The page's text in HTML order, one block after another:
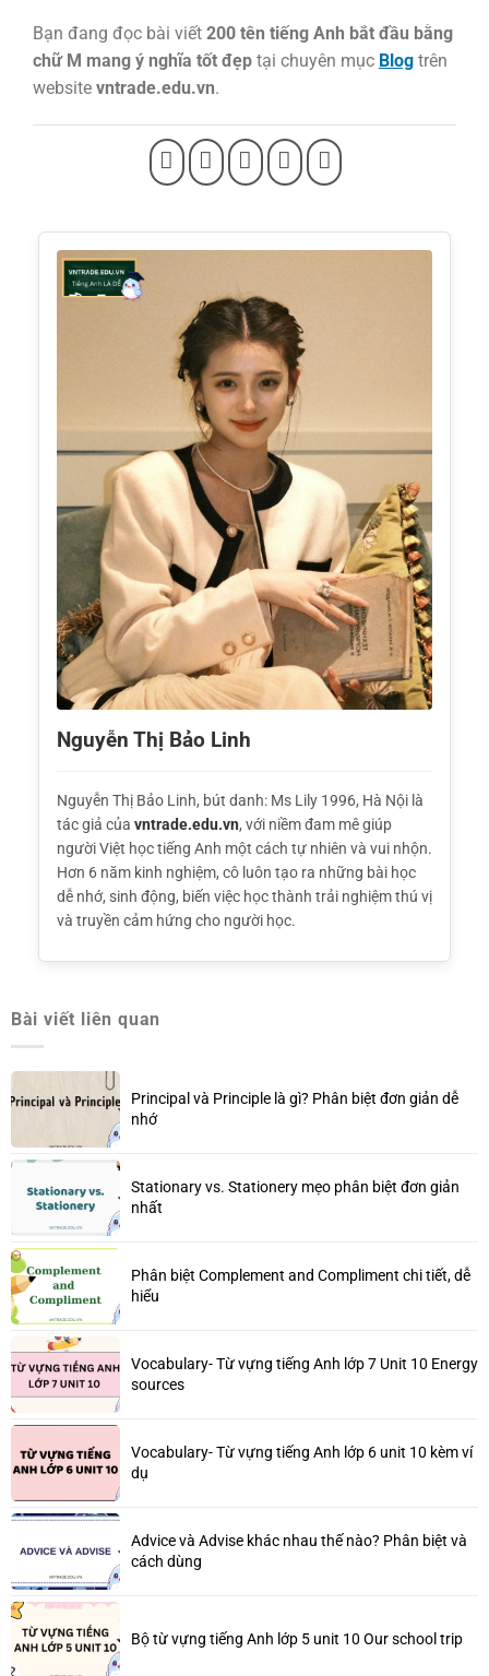
Bạn đang đọc bài viết 200 tên tiếng Anh bắt đầu bằng
chữ M mang ý nghĩa tốt đẹptại chuyên mục Blogtrên
website vntrade.edu.vn.
Nguyễn Thị Bảo Linh
Nguyễn Thị Bảo Linh, bút danh: Ms Lily 1996, Hà Nội là
tác giả của vntrade.edu.vn, với niềm đam mê giúp
người Việt học tiếng Anh một cách tự nhiên và vui nhộn.
Hơn 6 năm kinh nghiệm, cô luôn tạo ra những bài học
dễ nhớ, sinh động, biến việc học thành trải nghiệm thú vị
và truyền cảm hứng cho người học.
Bài viết liên quan
Principal và Principle là gì? Phân biệt đơn giản dễ
nhớ
Stationary vs. Stationery mẹo phân biệt đơn giản
nhất
Phân biệt Complement and Compliment chi tiết, dễ
hiểu
Vocabulary- Từ vựng tiếng Anh lớp 7 Unit 10 Energy
sources
Vocabulary- Từ vựng tiếng Anh lớp 6 unit 10 kèm ví
dụ
Advice và Advise khác nhau thế nào? Phân biệt và
cách dùng
Bộ từ vựng tiếng Anh lớp 5 unit 10 Our school trip